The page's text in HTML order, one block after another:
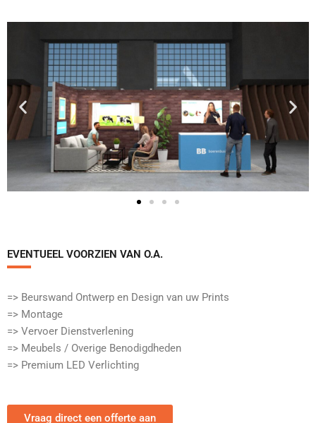
EVENTUEEL VOORZIEN VAN O.A.​
=> Beurswand Ontwerp en Design van uw Prints
=> Montage
=> Vervoer Dienstverlening
=> Meubels / Overige Benodigdheden
=> Premium LED Verlichting
Vraag direct een offerte aan